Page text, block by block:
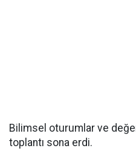
Bilimsel oturumlar ve
toplantı sona erdi.